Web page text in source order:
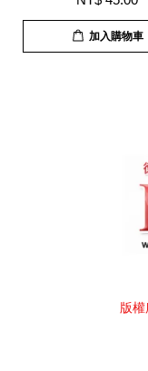
加入購物車
版